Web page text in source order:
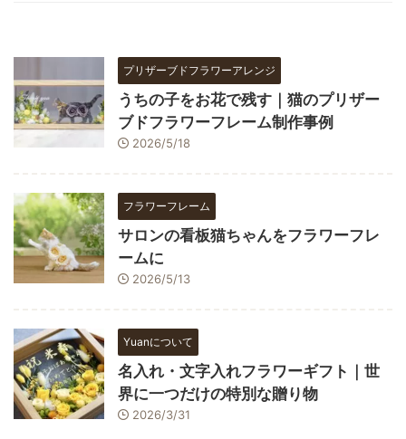
プリザーブドフラワーアレンジ
うちの子をお花で残す｜猫のプリザー
ブドフラワーフレーム制作事例
2026/5/18
フラワーフレーム
サロンの看板猫ちゃんをフラワーフレ
ームに
2026/5/13
Yuanについて
名入れ・文字入れフラワーギフト｜世
界に一つだけの特別な贈り物
2026/3/31